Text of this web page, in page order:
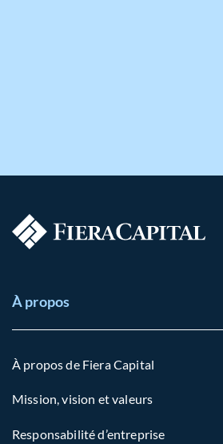
À propos
À propos de Fiera Capital
Mission, vision et valeurs
Responsabilité d’entreprise